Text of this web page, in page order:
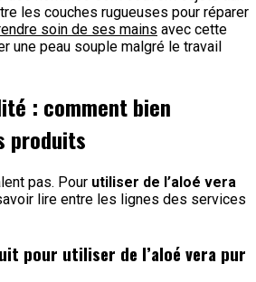
les couches rugueuses pour réparer
soin de ses mains avec cette
une peau souple malgré le travail
: comment bien
produits
pas. Pour utiliser de l’aloé vera
lire entre les lignes des services
pour utiliser de l’aloé vera pur